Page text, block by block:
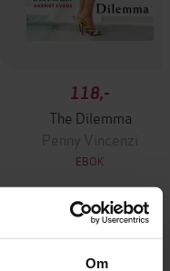
Om
118,-
The Dilemma
Penny Vincenzi
EBOK